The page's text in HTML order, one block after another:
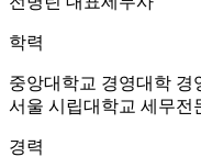
학력
중앙대학교 경영대학 경
서울 시립대학교 세무전
경력